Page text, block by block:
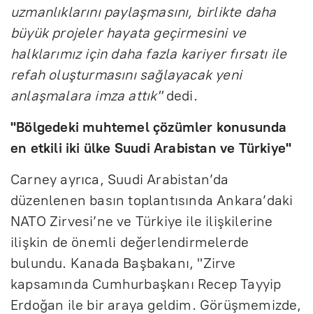
uzmanlıklarını paylaşmasını, birlikte daha
büyük projeler hayata geçirmesini ve
halklarımız için daha fazla kariyer fırsatı ile
refah oluşturmasını sağlayacak yeni
anlaşmalara imza attık"dedi.
"Bölgedeki muhtemel çözümler konusunda
en etkili iki ülke Suudi Arabistan ve Türkiye"
Carney ayrıca, Suudi Arabistan’da
düzenlenen basın toplantısında Ankara’daki
NATO Zirvesi’ne ve Türkiye ile ilişkilerine
ilişkin de önemli değerlendirmelerde
bulundu. Kanada Başbakanı, "Zirve
kapsamında Cumhurbaşkanı Recep Tayyip
Erdoğan ile bir araya geldim. Görüşmemizde,